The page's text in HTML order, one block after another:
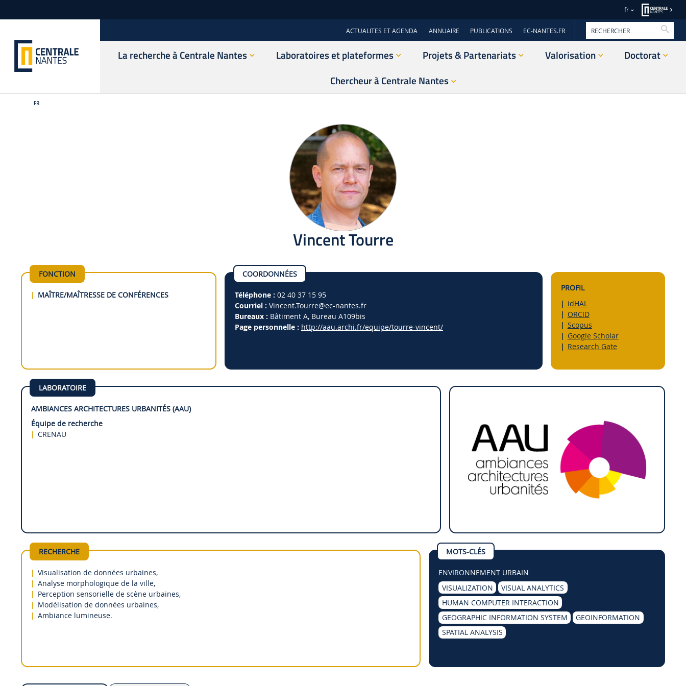
fr
ACTUALITES ET AGENDA ANNUAIRE PUBLICATIONS EC-NANTES.FR
La recherche à Centrale Nantes Laboratoires et plateformes Projets & Partenariats Valorisation
Doctorat
Chercheur à Centrale Nantes
FR
Vincent Tourre
FONCTION
MAÎTRE/MAÎTRESSE DE CONFÉRENCES
COORDONNÉES
Téléphone : 02 40 37 15 95
Courriel : Vincent.Tourre@ec-nantes.fr
Bureaux : Bâtiment A, Bureau A109bis
Page personnelle : http://aau.archi.fr/equipe/tourre-vincent/
PROFIL
idHAL
ORCID
Scopus
Google Scholar
Research Gate
LABORATOIRE
AMBIANCES ARCHITECTURES URBANITÉS (AAU)
Équipe de recherche
CRENAU
RECHERCHE
Visualisation de données urbaines,
Analyse morphologique de la ville,
Perception sensorielle de scène urbaines,
Modélisation de données urbaines,
Ambiance lumineuse.
MOTS-CLÉS
ENVIRONNEMENT URBAIN
VISUALIZATION
VISUAL ANALYTICS
HUMAN COMPUTER INTERACTION
GEOGRAPHIC INFORMATION SYSTEM
GEOINFORMATION
SPATIAL ANALYSIS